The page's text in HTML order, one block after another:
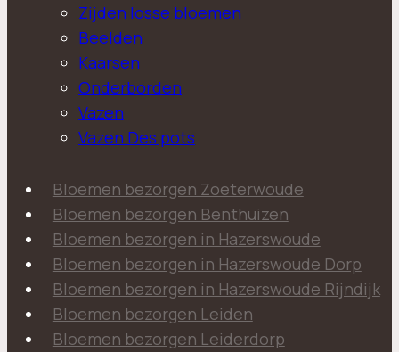
Zijden losse bloemen
Beelden
Kaarsen
Onderborden
Vazen
Vazen Des pots
Bloemen bezorgen Zoeterwoude
Bloemen bezorgen Benthuizen
Bloemen bezorgen in Hazerswoude
Bloemen bezorgen in Hazerswoude Dorp
Bloemen bezorgen in Hazerswoude Rijndijk
Bloemen bezorgen Leiden
Bloemen bezorgen Leiderdorp